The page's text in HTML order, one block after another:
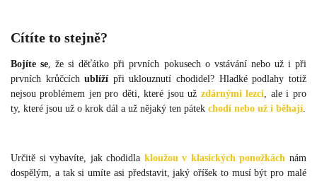
Cítíte to stejně?
Bojíte se , že si děťátko při prvních pokusech o vstávání nebo už i při
prvních krůčcíchublíží při uklouznutí chodidel? Hladké podlahy totiž
nejsou problémem jen pro děti, které jsou už zdárnými lezci , ale i pro
ty, které jsou už o krok dál a už nějaký ten pátek chodí nebo už i běhají
Určitě si vybavíte, jak chodidla kloužou v klasických ponožkách nám
dospělým, a tak si umíte asi představit, jaký oříšek to musí být pro malé